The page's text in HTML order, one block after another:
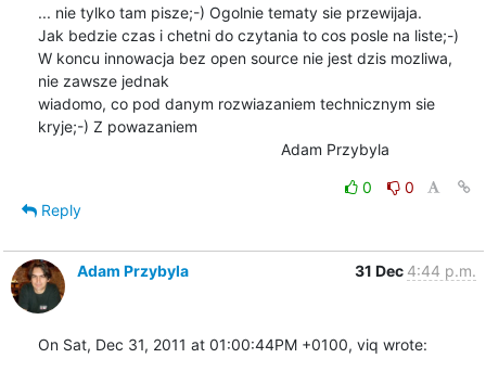
... nie tylko tam pisze;-) Ogolnie tematy sie przewijaja.
Jak bedzie czas i chetni do czytania to cos posle na liste;-)
W koncu innowacja bez open source nie jest dzis mozliwa,
nie zawsze jednak
wiadomo, co pod danym rozwiazaniem technicznym sie
kryje;-) Z powazaniem
    							Adam Przybyla
0
0
Reply
Adam Przybyla 31 Dec 4:44 p.m.
On Sat, Dec 31, 2011 at 01:00:44PM +0100, viq wrote: